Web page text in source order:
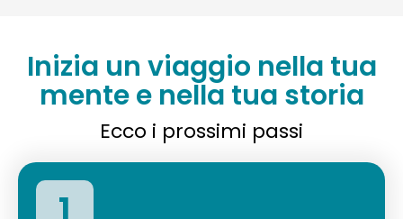
Inizia un viaggio nella tua
mente e nella tua storia
Ecco i prossimi passi